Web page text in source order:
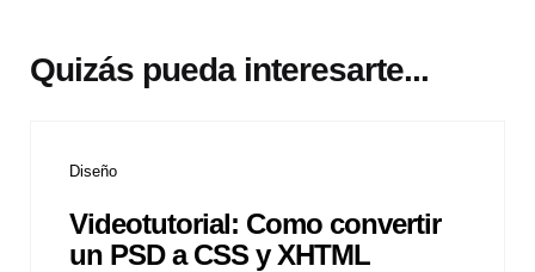
Quizás pueda interesarte...
Diseño
Videotutorial: Como convertir
un PSD a CSS y XHTML